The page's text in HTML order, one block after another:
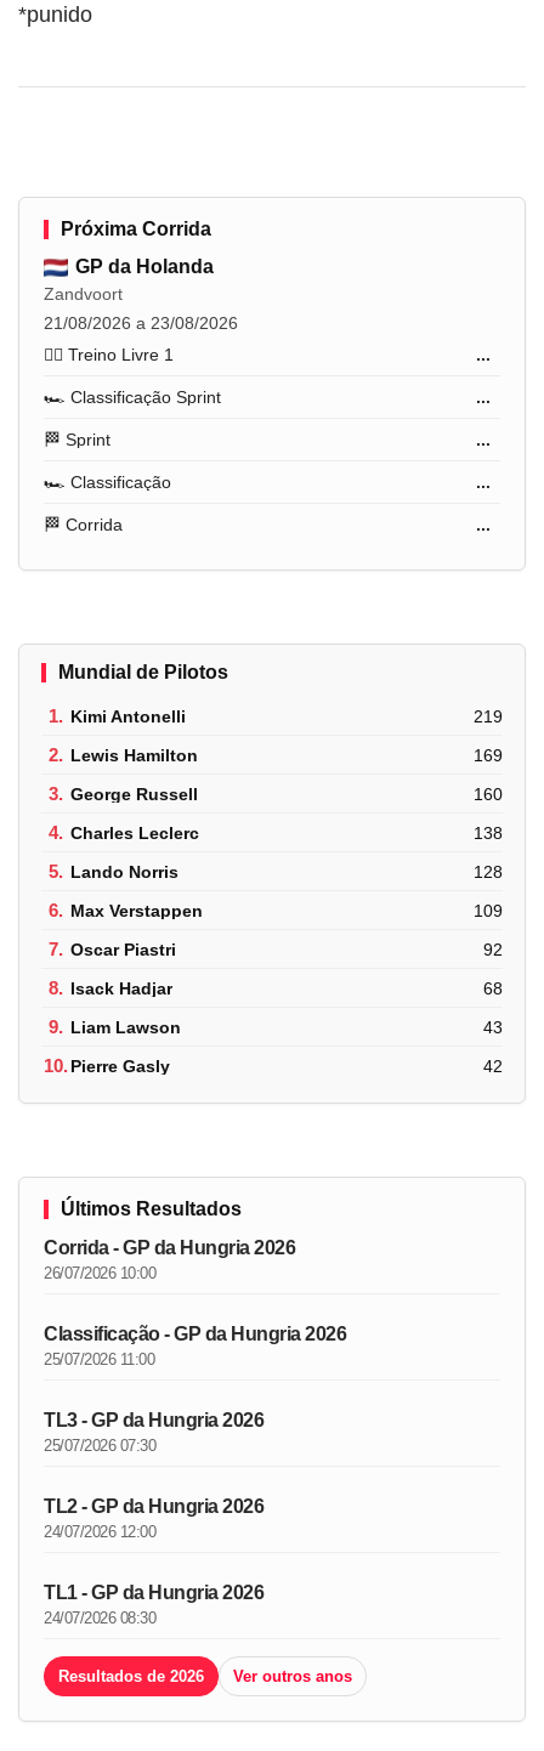
*punido
Próxima Corrida
GP da Holanda
Zandvoort
21/08/2026 a 23/08/2026
🏋️‍♂️ Treino Livre 1
...
🏎️ Classificação Sprint ...
🏁 Sprint ...
🏎️ Classificação ...
🏁 Corrida ...
Mundial de Pilotos
1. Kimi Antonelli 219
2. Lewis Hamilton 169
3. George Russell 160
4. Charles Leclerc 138
5. Lando Norris 128
6. Max Verstappen 109
7. Oscar Piastri 92
8. Isack Hadjar 68
9. Liam Lawson 43
10.Pierre Gasly 42
Últimos Resultados
Corrida - GP da Hungria 2026
26/07/2026 10:00
Classificação - GP da Hungria 2026
25/07/2026 11:00
TL3 - GP da Hungria 2026
25/07/2026 07:30
TL2 - GP da Hungria 2026
24/07/2026 12:00
TL1 - GP da Hungria 2026
24/07/2026 08:30
Resultados de 2026 Ver outros anos